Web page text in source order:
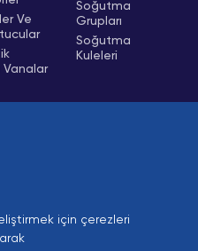
Ve
Vanalar
Soğutma
Grupları
Soğutma
Kuleleri
B2B Giriş
için çerezleri